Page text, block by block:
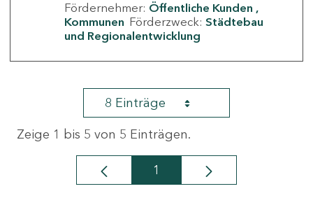
Fördernehmer: Öffentliche Kunden
Kommunen Förderzweck: Städtebau
und Regionalentwicklung
8 Einträge
Zeige 1 bis 5 von 5 Einträgen.
Seite
1